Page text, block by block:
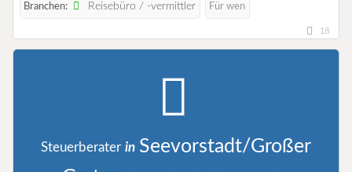
Branchen: Reisebüro / -vermittler Für wen
18
Steuerberater in Seevorstadt/Großer